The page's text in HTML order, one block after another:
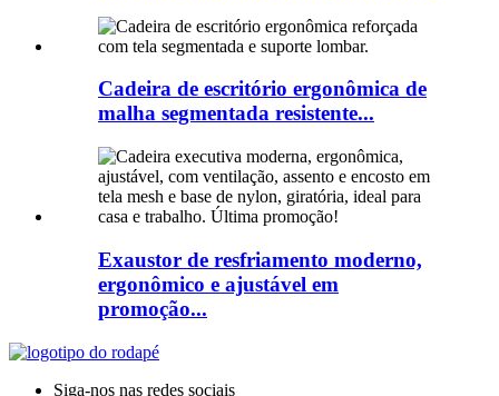
Cadeira de escritório ergonômica de
malha segmentada resistente...
Exaustor de resfriamento moderno,
ergonômico e ajustável em
promoção...
Siga-nos nas redes sociais